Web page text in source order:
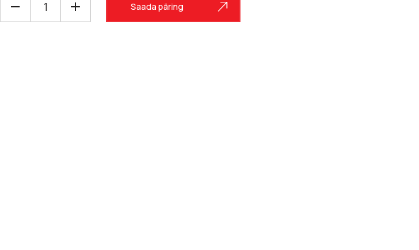
Saada päring